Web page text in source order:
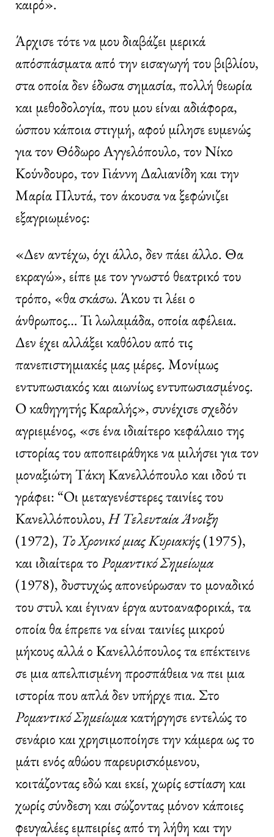
Άρχισε τότε να μου διαβάζει μερικά
απόσπάσματα από την εισαγωγή του βιβλίου,
στα οποία δεν έδωσα σημασία, πολλή θεωρία
και μεθοδολογία, που μου είναι αδιάφορα,
ώσπου κάποια στιγμή, αφού μίλησε ευμενώς
για τον Θόδωρο Αγγελόπουλο, τον Νίκο
Κούνδουρο, τον Γιάννη Δαλιανίδη και την
Μαρία Πλυτά, τον άκουσα να ξεφώνιζει
εξαγριωμένος:
«Δεν αντέχω, όχι άλλο, δεν πάει άλλο. Θα
εκραγώ», είπε με τον γνωστό θεατρικό του
τρόπο, «θα σκάσω. Άκου τι λέει ο
άνθρωπος… Τι λωλαμάδα, οποία αφέλεια.
Δεν έχει αλλάξει καθόλου από τις
πανεπιστημιακές μας μέρες. Μονίμως
εντυπωσιακός και αιωνίως εντυπωσιασμένος.
Ο καθηγητής Καραλής», συνέχισε σχεδόν
αγριεμένος, «σε ένα ιδιαίτερο κεφάλαιο της
ιστορίας του αποπειράθηκε να μιλήσει για τον
μοναξιώτη Τάκη Κανελλόπουλο και ιδού τι
γράφει: “Οι μεταγενέστερες ταινίες του
Κανελλόπουλου,Η Τελευταία Άνοιξη
(1972), Το Χρονικό μιας Κυριακής (1975),
και ιδιαίτερα τοΡομαντικό Σημείωμα
(1978), δυστυχώς απονεύρωσαν το μοναδικό
του στυλ και έγιναν έργα αυτοαναφορικά, τα
οποία θα έπρεπε να είναι ταινίες μικρού
μήκους αλλά ο Κανελλόπουλος τα επέκτεινε
σε μια απελπισμένη προσπάθεια να πει μια
ιστορία που απλά δεν υπήρχε πια. Στο
Ρομαντικό Σημείωμακατήργησε εντελώς το
σενάριο και χρησιμοποίησε την κάμερα ως το
μάτι ενός αθώου παρευρισκόμενου,
κοιτάζοντας εδώ και εκεί, χωρίς εστίαση και
χωρίς σύνδεση και σώζοντας μόνον κάποιες
φευγαλέες εμπειρίες από τη λήθη και την